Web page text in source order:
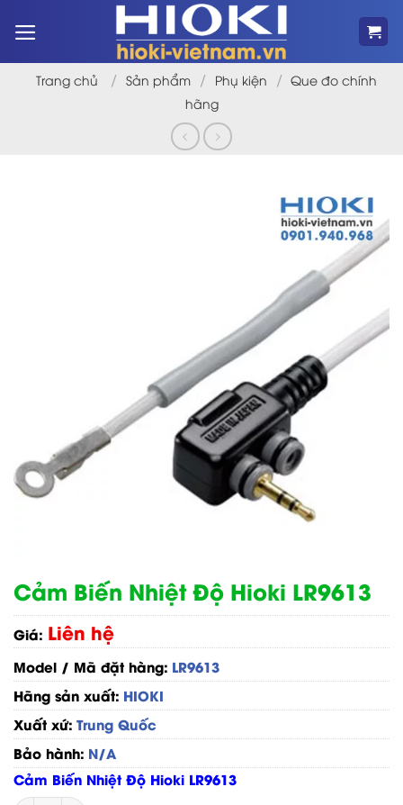
qua
dungTrang chủ / Sản phẩm / Phụ kiện / Que đo chính
hãng
Cảm Biến Nhiệt Độ Hioki LR9613
Giá: Liên hệ
Model / Mã đặt hàng: LR9613
Hãng sản xuất: HIOKI
Xuất xứ: Trung Quốc
Bảo hành: N/A
Cảm Biến Nhiệt Độ Hioki LR9613